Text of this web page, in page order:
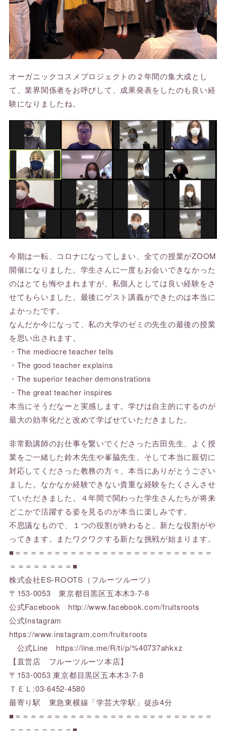
オーガニックコスメプロジェクトの２年間の集大成とし
て、業界関係者をお呼びして、成果発表をしたのも良い経
験になりましたね。
今期は一転、コロナになってしまい、全ての授業がZOOM
開催になりました。学生さんに一度もお会いできなかった
のはとても悔やまれますが、私個人としては良い経験をさ
せてもらいました。最後にゲスト講義ができたのは本当に
よかったです。
なんだか今になって、私の大学のゼミの先生の最後の授業
を思い出されます。
・The mediocre teacher tells
・The good teacher explains
・The superior teacher demonstrations
・The great teacher inspires
本当にそうだなーと実感します。学びは自主的にするのが
最大の効率化だと改めて学ばせていただきました。
非常勤講師のお仕事を繋いでくださった吉田先生、よく授
業をご一緒した鈴木先生や峯脇先生、そして本当に親切に
対応してくださった教務の方々、本当にありがとうござい
ました。なかなか経験できない貴重な経験をたくさんさせ
ていただきました。４年間で関わった学生さんたちが将来
どこかで活躍する姿を見るのが本当に楽しみです。
不思議なもので、１つの役割が終わると、新たな役割がや
ってきます。またワクワクする新たな挑戦が始まります。
■＝＝＝＝＝＝＝＝＝＝＝＝＝＝＝＝＝＝＝＝＝＝＝＝＝
＝＝＝＝＝＝＝＝■
株式会社ES-ROOTS（フルーツルーツ）
〒153-0053 東京都目黒区五本木3-7-8
公式Facebook http://www.facebook.com/fruitsroots
公式Instagram
https://www.instagram.com/fruitsroots
公式Line https://line.me/R/ti/p/%40737ahkxz
【直営店 フルーツルーツ本店】
〒153-0053 東京都目黒区五本木3-7-8
ＴＥＬ:03-6452-4580
最寄り駅 東急東横線「学芸大学駅」徒歩4分
■＝＝＝＝＝＝＝＝＝＝＝＝＝＝＝＝＝＝＝＝＝＝＝＝＝